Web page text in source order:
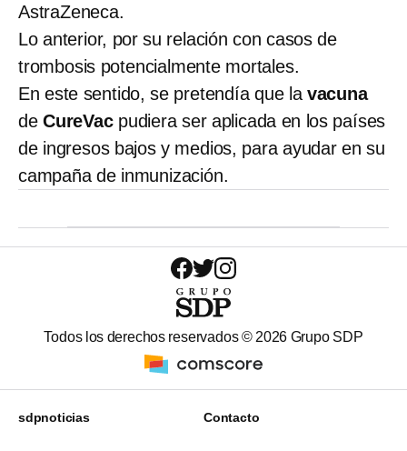
AstraZeneca.
Lo anterior, por su relación con casos de
trombosis potencialmente mortales.
En este sentido, se pretendía que la vacuna
deCureVac pudiera ser aplicada en los países
de ingresos bajos y medios, para ayudar en su
campaña de inmunización.
Todos los derechos reservados © 2026 Grupo SDP
sdpnoticias Contacto